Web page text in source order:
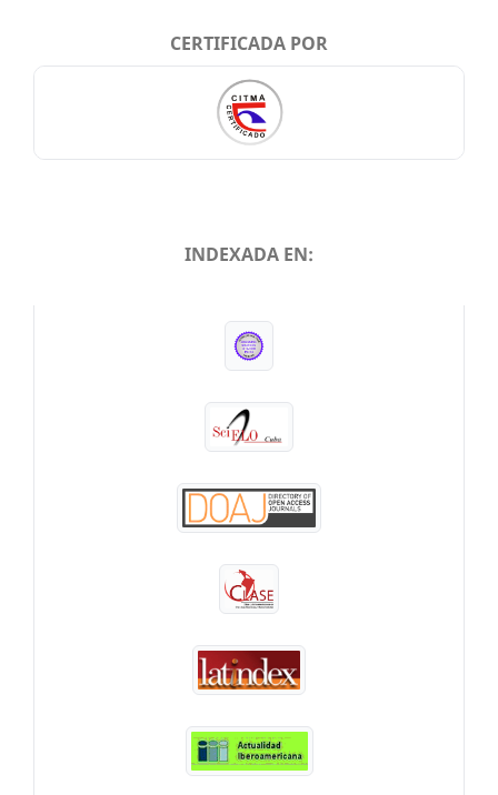
CERTIFICADA POR
INDEXADA EN: